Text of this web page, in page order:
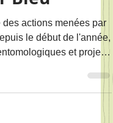
4 min de lecture
#2-2024
Bleu
des actions menées par
le début de l'année,
et projets